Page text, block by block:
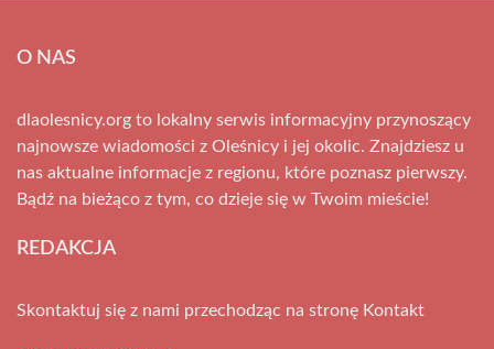
O NAS
dlaolesnicy.org to lokalny serwis informacyjny przynoszący
najnowsze wiadomości z Oleśnicy i jej okolic. Znajdziesz u
nas aktualne informacje z regionu, które poznasz pierwszy.
Bądź na bieżąco z tym, co dzieje się w Twoim mieście!
REDAKCJA
Skontaktuj się z nami przechodząc na stronę Kontakt